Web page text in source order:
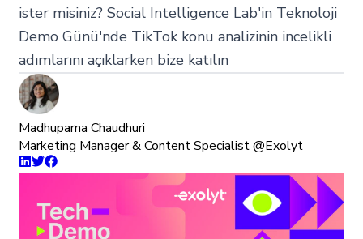
ister misiniz? Social Intelligence Lab'in Teknoloji
Demo Günü'nde TikTok konu analizinin incelikli
adımlarını açıklarken bize katılın
Madhuparna Chaudhuri
Marketing Manager & Content Specialist @Exolyt